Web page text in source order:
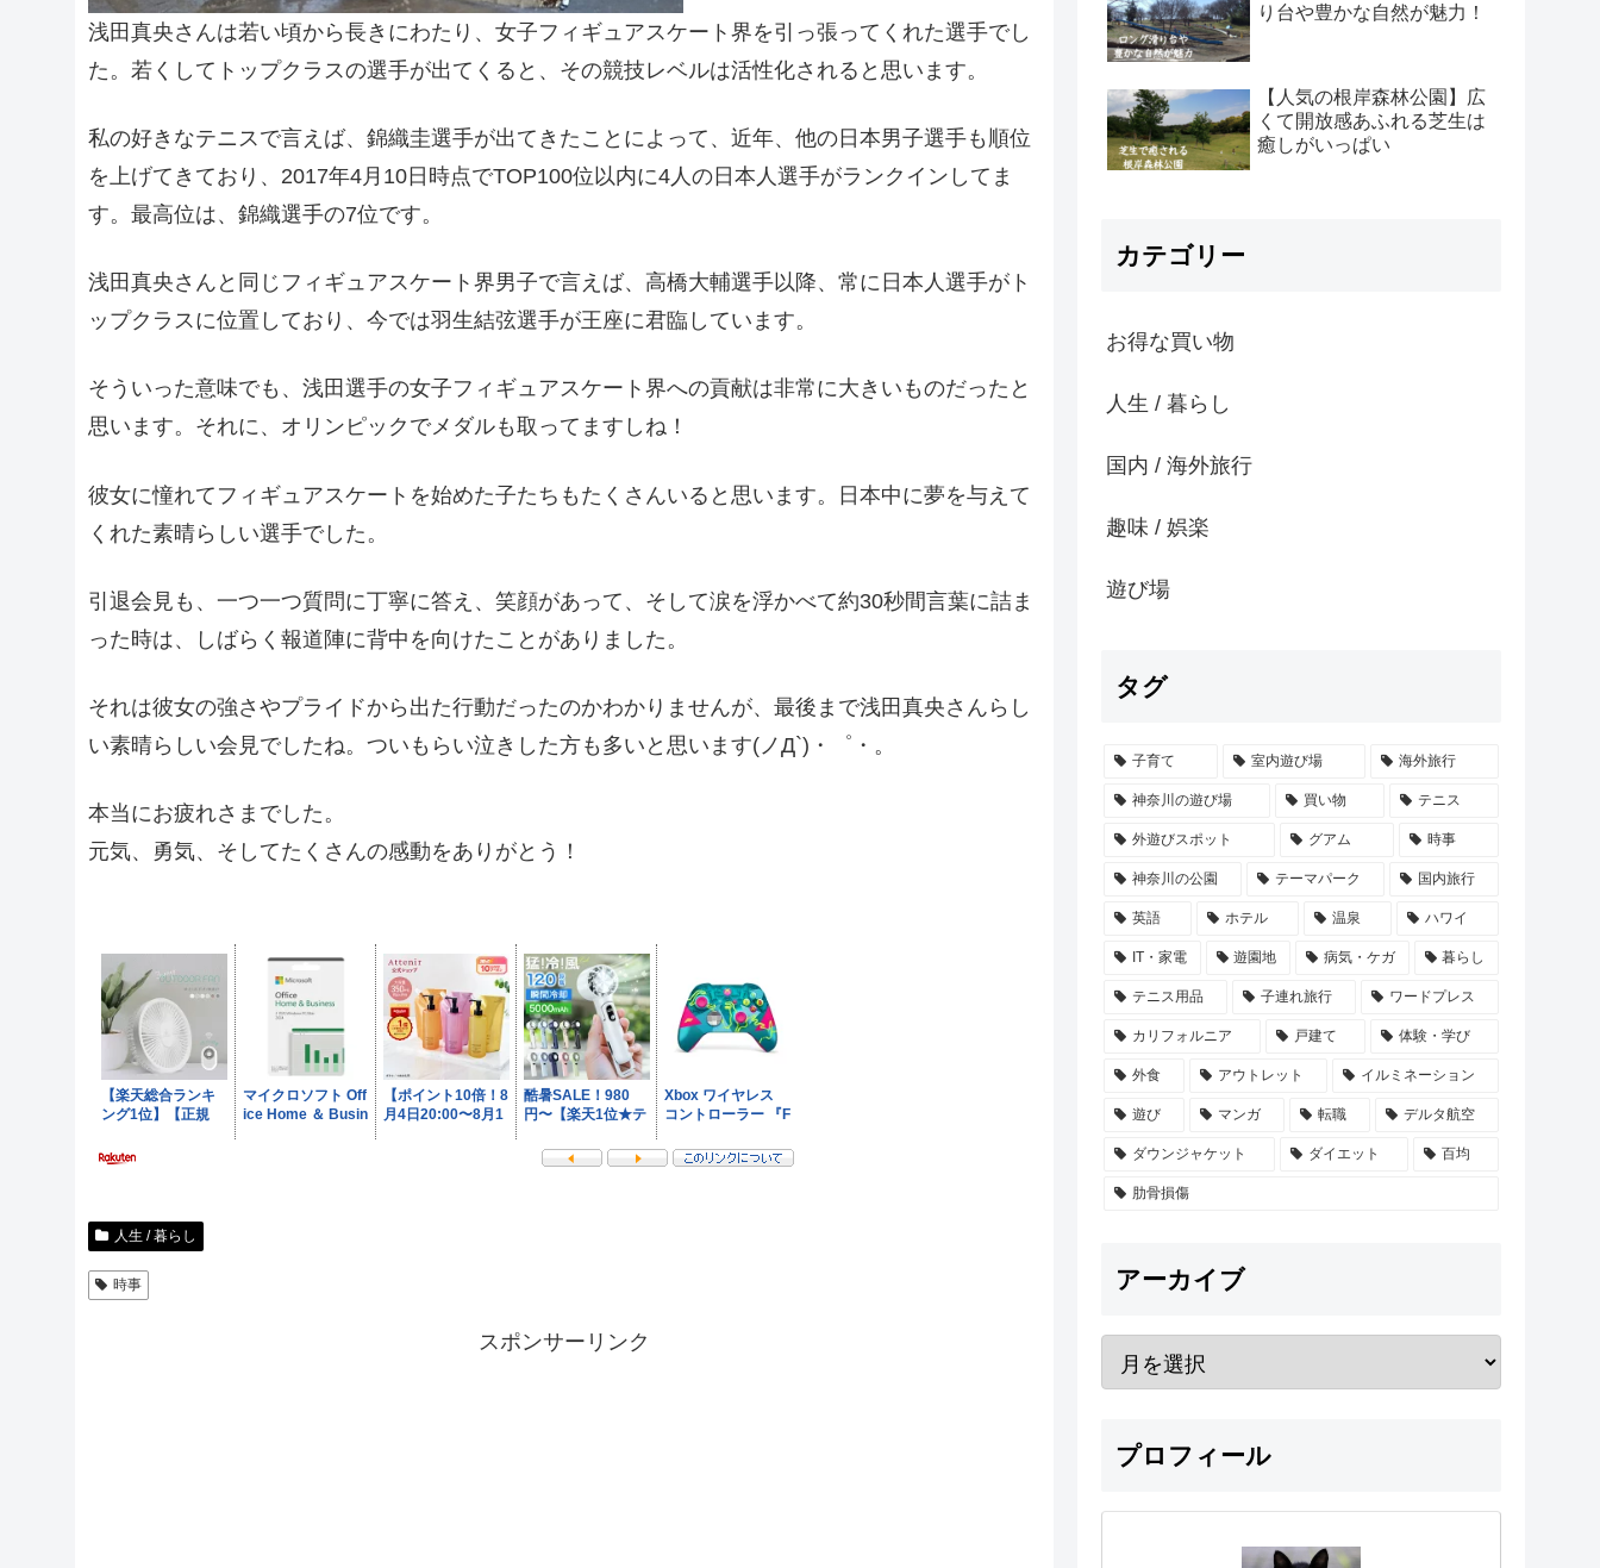
浅田真央さんは若い頃から長きにわたり、女子フィギュアスケート界を引っ張ってくれた選手でし
た。若くしてトップクラスの選手が出てくると、その競技レベルは活性化されると思います。
私の好きなテニスで言えば、錦織圭選手が出てきたことによって、近年、他の日本男子選手も順位
を上げてきており、2017年4月10日時点でTOP100位以内に4人の日本人選手がランクインしてま
す。最高位は、錦織選手の7位です。
浅田真央さんと同じフィギュアスケート界男子で言えば、高橋大輔選手以降、常に日本人選手がト
ップクラスに位置しており、今では羽生結弦選手が王座に君臨しています。
そういった意味でも、浅田選手の女子フィギュアスケート界への貢献は非常に大きいものだったと
思います。それに、オリンピックでメダルも取ってますしね！
彼女に憧れてフィギュアスケートを始めた子たちもたくさんいると思います。日本中に夢を与えて
くれた素晴らしい選手でした。
引退会見も、一つ一つ質問に丁寧に答え、笑顔があって、そして涙を浮かべて約30秒間言葉に詰ま
った時は、しばらく報道陣に背中を向けたことがありました。
それは彼女の強さやプライドから出た行動だったのかわかりませんが、最後まで浅田真央さんらし
い素晴らしい会見でしたね。ついもらい泣きした方も多いと思います(ノД`)・゜・。
本当にお疲れさまでした。
元気、勇気、そしてたくさんの感動をありがとう！
人生 / 暮らし
時事
スポンサーリンク
り台や豊かな自然が魅力！
【人気の根岸森林公園】広
くて開放感あふれる芝生は
癒しがいっぱい
カテゴリー
お得な買い物
人生 / 暮らし
国内 / 海外旅行
趣味 / 娯楽
遊び場
タグ
子育て 室内遊び場 海外旅行
神奈川の遊び場 買い物 テニス
外遊びスポット グアム 時事
神奈川の公園 テーマパーク 国内旅行
英語 ホテル 温泉 ハワイ
IT・家電 遊園地 病気・ケガ 暮らし
テニス用品 子連れ旅行 ワードプレス
カリフォルニア 戸建て 体験・学び
外食 アウトレット イルミネーション
遊び マンガ 転職 デルタ航空
ダウンジャケット ダイエット 百均
肋骨損傷
アーカイブ
プロフィール